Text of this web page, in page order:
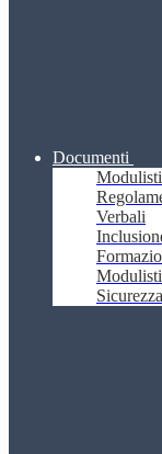
Documenti
Verbali
Sicurezza